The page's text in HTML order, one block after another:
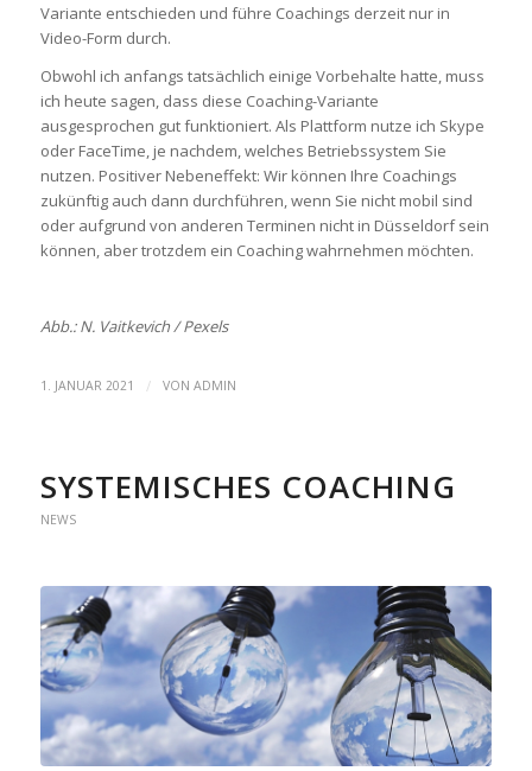
Variante entschieden und führe Coachings derzeit nur in
Video-Form durch.
Obwohl ich anfangs tatsächlich einige Vorbehalte hatte, muss
ich heute sagen, dass diese Coaching-Variante
ausgesprochen gut funktioniert. Als Plattform nutze ich Skype
oder FaceTime, je nachdem, welches Betriebssystem Sie
nutzen. Positiver Nebeneffekt: Wir können Ihre Coachings
zukünftig auch dann durchführen, wenn Sie nicht mobil sind
oder aufgrund von anderen Terminen nicht in Düsseldorf sein
können, aber trotzdem ein Coaching wahrnehmen möchten.
Abb.: N. Vaitkevich / Pexels
1. JANUAR 2021 / VON ADMIN
SYSTEMISCHES COACHING
NEWS